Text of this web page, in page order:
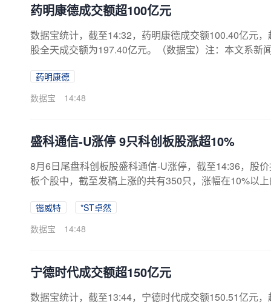
药明康德成交额超100亿元
数据宝统计，截至14:32，药明康德成交额100.40亿元
股全天成交额为197.40亿元。（数据宝）注：本文系
药明康德
数据宝
14:48
盛科通信-U涨停 9只科创板股涨超10%
8月6日尾盘科创板股盛科通信-U涨停，截至14:36，股
板个股中，截至发稿上涨的共有350只，涨幅在10%以
通信-U上一交易日主力资金净流入9591.40万元，近5
额为13.04亿元，其中，融资余额为12.80亿元，较上一
锴威特
*ST卓然
数据宝
14:48
宁德时代成交额超150亿元
数据宝统计，截至13:44，宁德时代成交额150.51亿元